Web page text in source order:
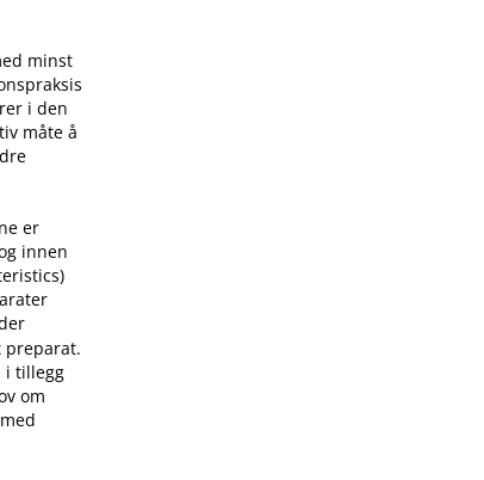
minst
i den
måte å
er
innen
preparat.
i tillegg
om